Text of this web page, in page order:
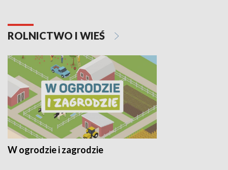
ROLNICTWO I WIEŚ
W ogrodzie i zagrodzie